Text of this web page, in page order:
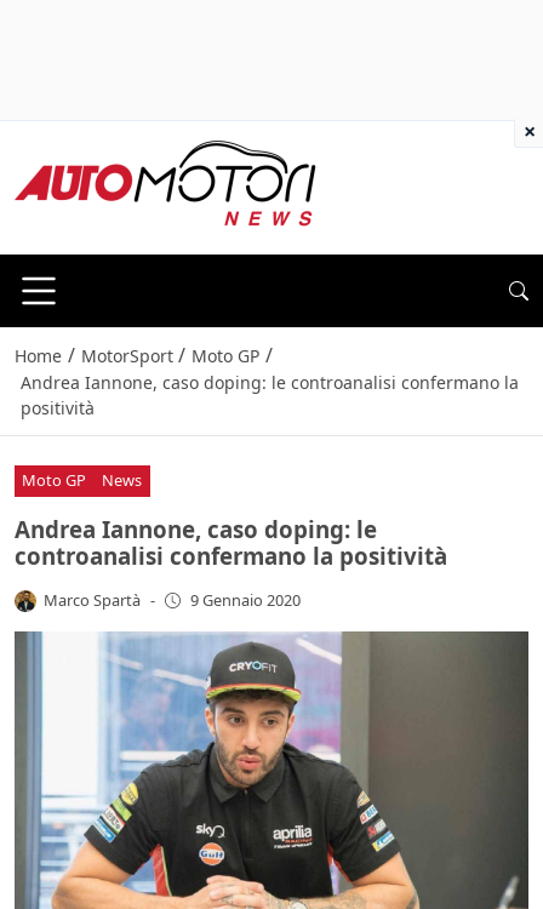
Home / MotorSport / Moto GP /
Andrea Iannone, caso doping: le controanalisi confermano la
positività
Moto GP News
Andrea Iannone, caso doping: le
controanalisi confermano la positività
Marco Spartà - 9 Gennaio 2020
×